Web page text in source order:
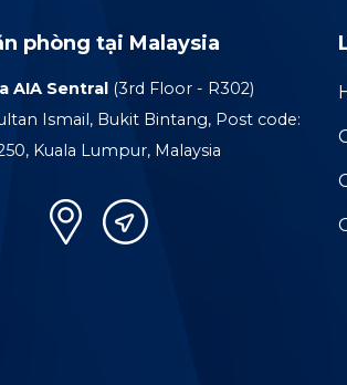
phòng tại Malaysia
AIA Sentral (3rd Floor - R302)
Ismail, Bukit Bintang, Post code:
Kuala Lumpur, Malaysia